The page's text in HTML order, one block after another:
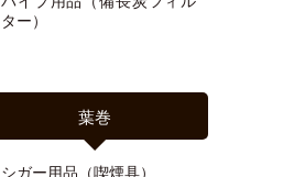
ター）
葉巻
シガー用品（喫煙具）